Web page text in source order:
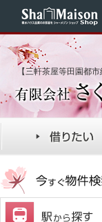
【三軒茶屋等田園都